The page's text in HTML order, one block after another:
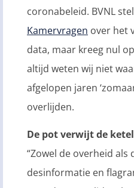
coronabeleid. BVNL
Kamervragen over het
data, maar kreeg nul
altijd weten wij niet
afgelopen jaren
overlijden.
De pot verwijt de ketel
“Zowel de overheid
desinformatie en